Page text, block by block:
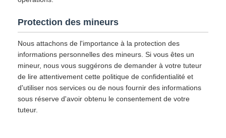
Protection des mineurs
Nous attachons de l'importance à la protection des
informations personnelles des mineurs. Si vous êtes un
mineur, nous vous suggérons de demander à votre tuteur
de lire attentivement cette politique de confidentialité et
d'utiliser nos services ou de nous fournir des informations
sous réserve d'avoir obtenu le consentement de votre
tuteur.